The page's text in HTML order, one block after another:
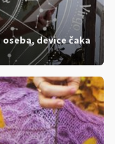
device čaka